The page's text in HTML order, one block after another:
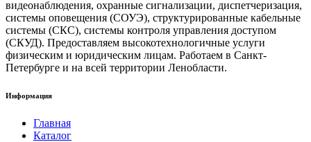
видеонаблюдения, охранные сигнализации, диспетчеризация,
системы оповещения (СОУЭ), структурированные кабельные
системы (СКС), системы контроля управления доступом
(СКУД). Предоставляем высокотехнологичные услуги
физическим и юридическим лицам. Работаем в Санкт-
Петербурге и на всей территории Ленобласти.
Информация
Главная
Каталог